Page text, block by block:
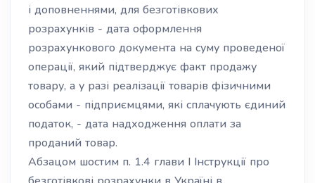
і доповненнями, для безготівкових
розрахунків - дата оформлення
розрахункового документа на суму проведеної
операції, який підтверджує факт продажу
товару, а у разі реалізації товарів фізичними
особами - підприємцями, які сплачують єдиний
податок, - дата надходження оплати за
проданий товар.
Абзацом шостим п. 1.4 глави І Інструкції про